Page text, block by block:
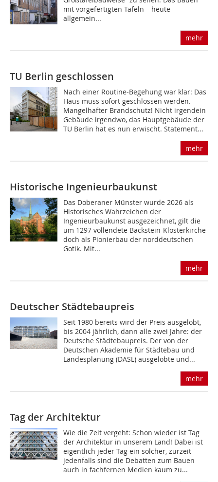
mit vorgefertigten Tafeln – heute
allgemein...
mehr
TU Berlin geschlossen
Nach einer Routine-Begehung war klar: Das
Haus muss sofort geschlossen werden.
Mangelhafter Brandschutz! Nicht irgendein
Gebäude irgendwo, das Hauptgebäude der
TU Berlin hat es nun erwischt. Statement...
mehr
Historische Ingenieurbaukunst
Das Doberaner Münster wurde 2026 als
Historisches Wahrzeichen der
Ingenieurbaukunst ausgezeichnet, gilt die
um 1297 vollendete Backstein-Klosterkirche
doch als Pionierbau der norddeutschen
Gotik. Mit...
mehr
Deutscher Städtebaupreis
Seit 1980 bereits wird der Preis ausgelobt,
bis 2004 jährlich, dann alle zwei Jahre: der
Deutsche Städtebaupreis. Der von der
Deutschen Akademie für Städtebau und
Landesplanung (DASL) ausgelobte und...
mehr
Tag der Architektur
Wie die Zeit vergeht: Schon wieder ist Tag
der Architektur in unserem Land! Dabei ist
eigentlich jeder Tag ein solcher, zurzeit
jedenfalls sind die Debatten zum Bauen
auch in fachfernen Medien kaum zu...